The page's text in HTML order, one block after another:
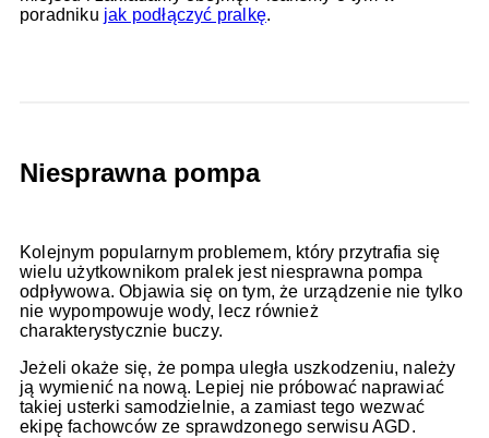
poradniku jak podłączyć pralkę.
Niesprawna pompa
Kolejnym popularnym problemem, który przytrafia się
wielu użytkownikom pralek jest niesprawna pompa
odpływowa. Objawia się on tym, że urządzenie nie tylko
nie wypompowuje wody, lecz również
charakterystycznie buczy.
Jeżeli okaże się, że pompa uległa uszkodzeniu, należy
ją wymienić na nową. Lepiej nie próbować naprawiać
takiej usterki samodzielnie, a zamiast tego wezwać
ekipę fachowców ze sprawdzonego serwisu AGD.